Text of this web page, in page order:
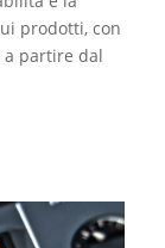
prodotti, con
a partire dal